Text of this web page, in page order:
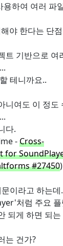
하여 여러 파
야 한다는 단
트 기반으로 여
테니까요..
니여도 이 정도
다.
-Cross-
#27450)
이라고 하는데
처럼 주요
되게 하면 되
는 건가?